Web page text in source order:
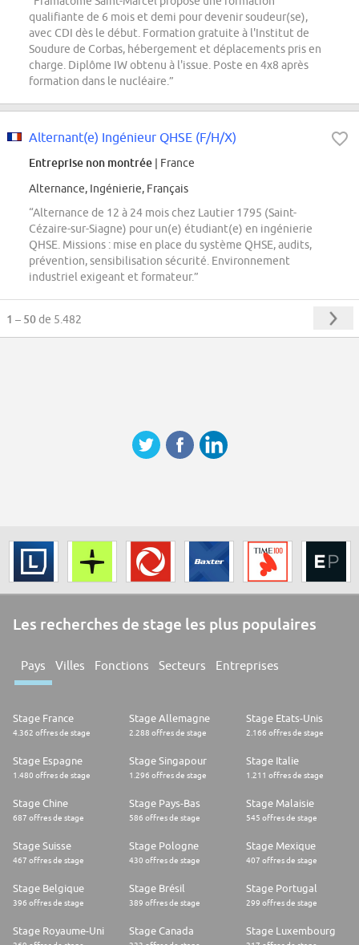
qualifiante de 6 mois et demi pour devenir soudeur(se),
avec CDI dès le début. Formation gratuite à l'Institut de
Soudure de Corbas, hébergement et déplacements pris en
charge. Diplôme IW obtenu à l'issue. Poste en 4x8 après
formation dans le nucléaire.”
Alternant(e) Ingénieur QHSE (F/H/X)
Entreprise non montrée | France
Alternance, Ingénierie, Français
“Alternance de 12 à 24 mois chez Lautier 1795 (Saint-
Cézaire-sur-Siagne) pour un(e) étudiant(e) en ingénierie
QHSE. Missions : mise en place du système QHSE, audits,
prévention, sensibilisation sécurité. Environnement
industriel exigeant et formateur.”
1 – 50de 5.482
Les recherches de stage les plus populaires
Pays Villes Fonctions Secteurs Entreprises
Stage France
4.362 offres de stage
Stage Allemagne
2.288 offres de stage
Stage Etats-Unis
2.166 offres de stage
Stage Espagne
1.480 offres de stage
Stage Singapour
1.296 offres de stage
Stage Italie
1.211 offres de stage
Stage Chine
687 offres de stage
Stage Pays-Bas
586 offres de stage
Stage Malaisie
545 offres de stage
Stage Suisse
467 offres de stage
Stage Pologne
430 offres de stage
Stage Mexique
407 offres de stage
Stage Belgique
396 offres de stage
Stage Brésil
389 offres de stage
Stage Portugal
299 offres de stage
Stage Royaume-Uni Stage Canada Stage Luxembourg